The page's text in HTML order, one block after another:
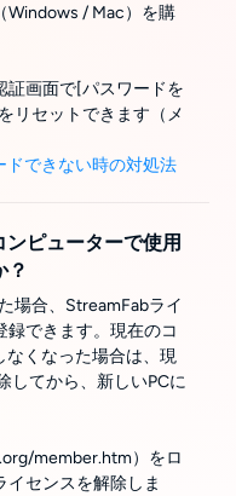
Windows / Mac）を購
証画面で[パスワードを
リセットできます（メ
ドできない時の対処法
ピューターで使用
？
場合、StreamFabライ
録できます。現在のコ
なくなった場合は、現
してから、新しいPCに
member.htm）をロ
センスを解除しま